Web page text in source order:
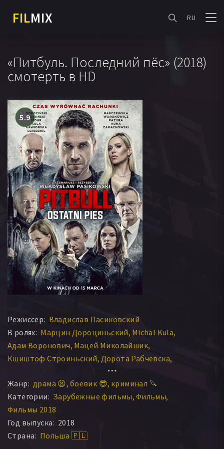
FILMIX RU
«Питбуль. Последний пёс» (2018)
смотерть в HD
5.9
Режиссер: Владислав Пасиковский
В ролях: Марцин Дороциньский Michal Kula
Адам Воронович Мацей Миколайшик
Кшиштоф Строиньский Дорота Рабчевска
Цезары Пазура Мариан Дзендзель
Агнешка Кавиорска Мирослява Малюдзинская
Изабела Куна Марчин Дорочиньский
Збигнев Замаховский
Кшиштоф Кершновский
Славомир Сулей Добромир Дымецкий
Жанр: драма 😫 боевик 😎 криминал 🔪
Категории: Зарубежные фильмы Фильмы
Фильмы 2018
Год выпуска: 2018
Страна: Польша 🇵🇱